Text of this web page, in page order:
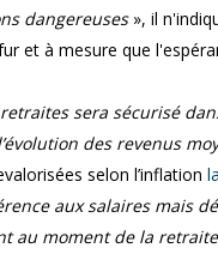
dangereuses », il
et à mesure que
sera sécurisé
des revenus
selon l’inflation
aux salaires mais
au moment de la